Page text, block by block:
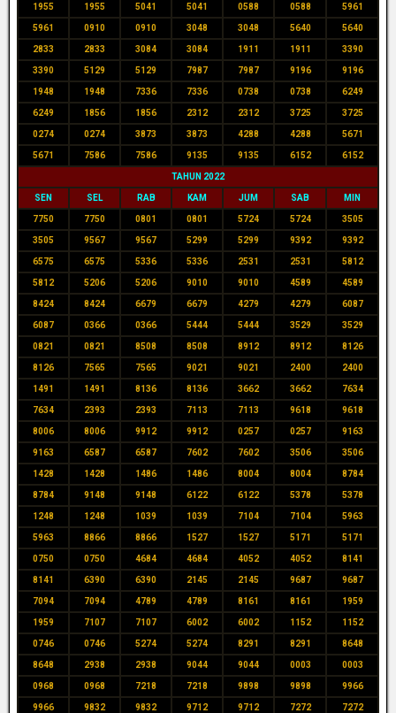
1955 1955 5041 5041 0588 0588 5961
5961 0910 0910 3048 3048 5640 5640
2833 2833 3084 3084 1911 1911 3390
3390 5129 5129 7987 7987 9196 9196
1948 1948 7336 7336 0738 0738 6249
6249 1856 1856 2312 2312 3725 3725
0274 0274 3873 3873 4288 4288 5671
5671 7586 7586 9135 9135 6152 6152
TAHUN 2022
SEN SEL RAB KAM JUM SAB MIN
7750 7750 0801 0801 5724 5724 3505
3505 9567 9567 5299 5299 9392 9392
6575 6575 5336 5336 2531 2531 5812
5812 5206 5206 9010 9010 4589 4589
8424 8424 6679 6679 4279 4279 6087
6087 0366 0366 5444 5444 3529 3529
0821 0821 8508 8508 8912 8912 8126
8126 7565 7565 9021 9021 2400 2400
1491 1491 8136 8136 3662 3662 7634
7634 2393 2393 7113 7113 9618 9618
8006 8006 9912 9912 0257 0257 9163
9163 6587 6587 7602 7602 3506 3506
1428 1428 1486 1486 8004 8004 8784
8784 9148 9148 6122 6122 5378 5378
1248 1248 1039 1039 7104 7104 5963
5963 8866 8866 1527 1527 5171 5171
0750 0750 4684 4684 4052 4052 8141
8141 6390 6390 2145 2145 9687 9687
7094 7094 4789 4789 8161 8161 1959
1959 7107 7107 6002 6002 1152 1152
0746 0746 5274 5274 8291 8291 8648
8648 2938 2938 9044 9044 0003 0003
0968 0968 7218 7218 9898 9898 9966
9966 9832 9832 9712 9712 7272 7272